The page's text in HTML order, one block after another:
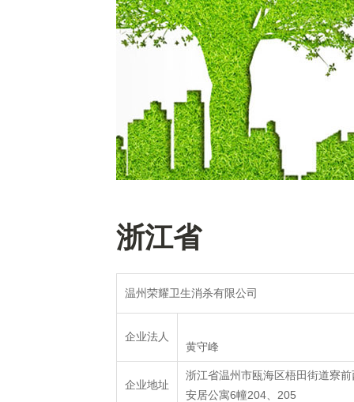
浙江省
温州荣耀卫生消杀有限公司
企业法人
黄守峰
企业地址
浙江省温州市瓯海区梧田街道寮
安居公寓6幢204、205